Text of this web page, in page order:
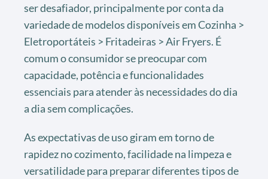
ser desafiador, principalmente por conta da
variedade de modelos disponíveis em Cozinha >
Eletroportáteis > Fritadeiras > Air Fryers. É
comum o consumidor se preocupar com
capacidade, potência e funcionalidades
essenciais para atender às necessidades do dia
a dia sem complicações.
As expectativas de uso giram em torno de
rapidez no cozimento, facilidade na limpeza e
versatilidade para preparar diferentes tipos de